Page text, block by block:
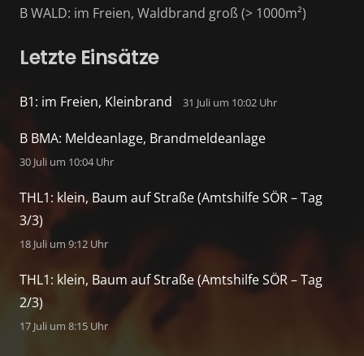
B WALD: im Freien, Waldbrand groß (> 1000m²)
Letzte Einsätze
B1: im Freien, Kleinbrand 31 Juli um 10:02 Uhr
B BMA: Meldeanlage, Brandmeldeanlage
30 Juli um 10:04 Uhr
THL1: klein, Baum auf Straße (Amtshilfe SÖR – Tag
3/3)
18 Juli um 9:12 Uhr
THL1: klein, Baum auf Straße (Amtshilfe SÖR – Tag
2/3)
17 Juli um 8:15 Uhr